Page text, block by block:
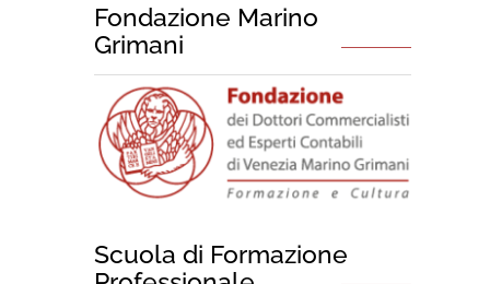
Fondazione Marino
Grimani
Scuola di Formazione